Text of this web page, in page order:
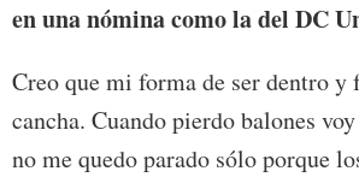
en una nómina como la del DC
Creo que mi forma de ser dentro y
cancha. Cuando pierdo balones
no me quedo parado sólo porque